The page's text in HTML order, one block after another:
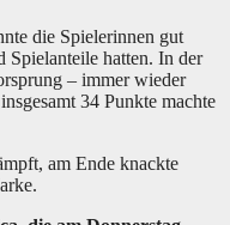
die Spielerinnen gut
Spielanteile hatten. In der
– immer wieder
34 Punkte machte
am Ende knackte